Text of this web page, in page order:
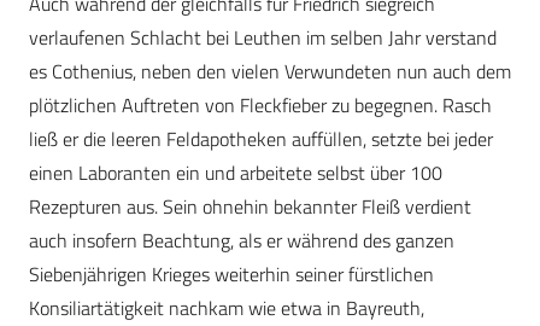
verlaufenen Schlacht bei Leuthen im selben Jahr verstand
es Cothenius, neben den vielen Verwundeten nun auch dem
plötzlichen Auftreten von Fleckfieber zu begegnen. Rasch
ließ er die leeren Feldapotheken auffüllen, setzte bei jeder
einen Laboranten ein und arbeitete selbst über 100
Rezepturen aus. Sein ohnehin bekannter Fleiß verdient
auch insofern Beachtung, als er während des ganzen
Siebenjährigen Krieges weiterhin seiner fürstlichen
Konsiliartätigkeit nachkam wie etwa in Bayreuth,